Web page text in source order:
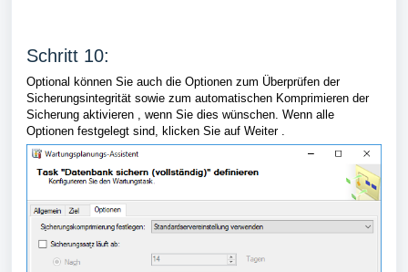
Schritt 10:
Optional können Sie auch die Optionen zum Überprüfen der
Sicherungsintegrität sowie zum automatischen Komprimieren der
Sicherung aktivieren , wenn Sie dies wünschen. Wenn alle
Optionen festgelegt sind, klicken Sie auf Weiter .